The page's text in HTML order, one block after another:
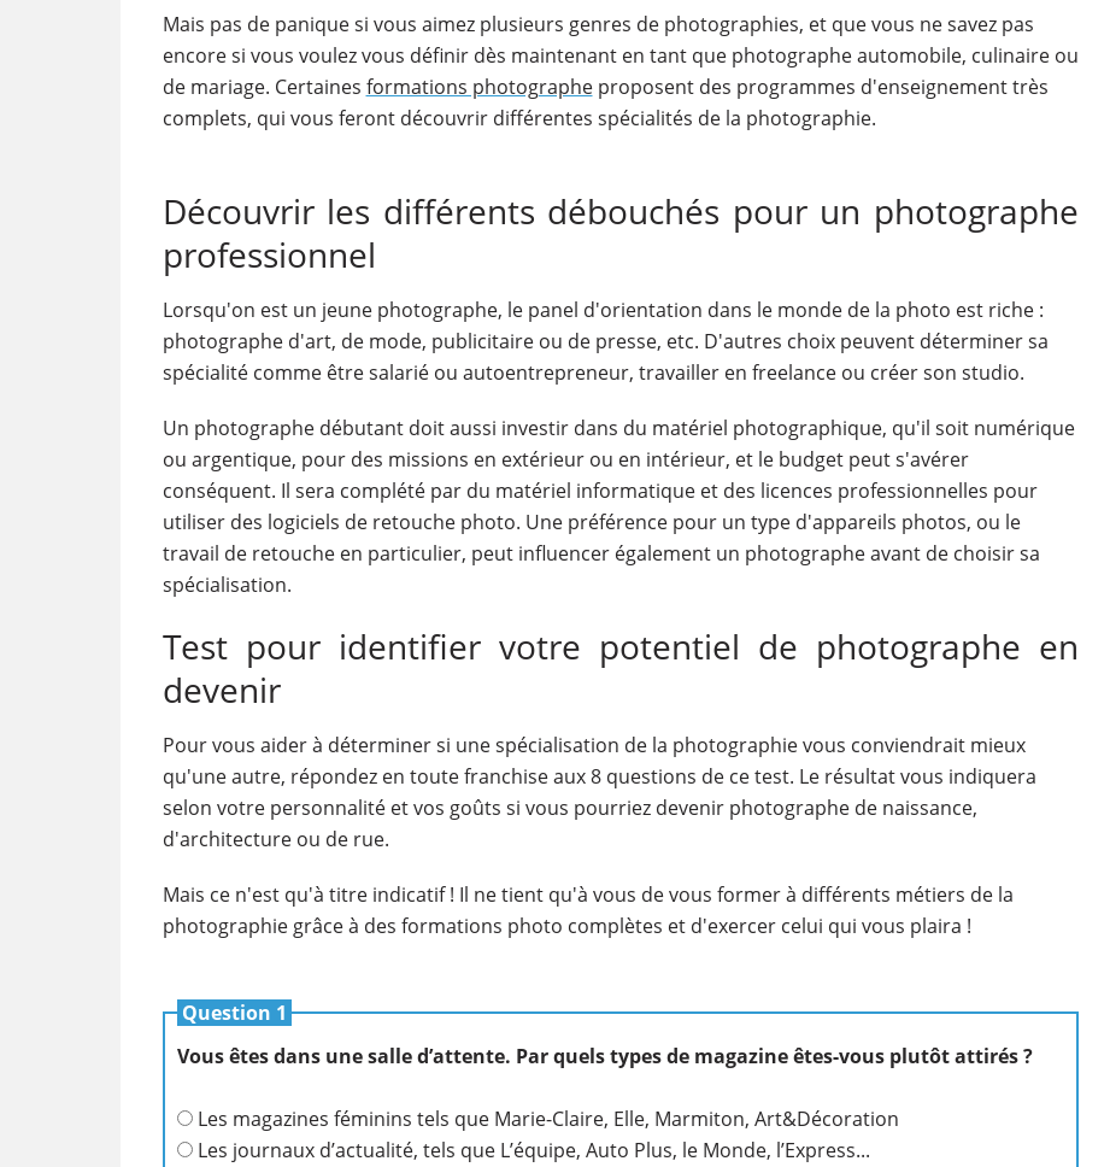
Mais pas de panique si vous aimez plusieurs genres de photographies, et que vous ne savez pas
encore si vous voulez vous définir dès maintenant en tant que photographe automobile, culinaire ou
de mariage. Certaines formations photographeproposent des programmes d'enseignement très
complets, qui vous feront découvrir différentes spécialités de la photographie.
Découvrir les différents débouchés pour un photographe
professionnel
Lorsqu'on est un jeune photographe, le panel d'orientation dans le monde de la photo est riche :
photographe d'art, de mode, publicitaire ou de presse, etc. D'autres choix peuvent déterminer sa
spécialité comme être salarié ou autoentrepreneur, travailler en freelance ou créer son studio.
Un photographe débutant doit aussi investir dans du matériel photographique, qu'il soit numérique
ou argentique, pour des missions en extérieur ou en intérieur, et le budget peut s'avérer
conséquent. Il sera complété par du matériel informatique et des licences professionnelles pour
utiliser des logiciels de retouche photo. Une préférence pour un type d'appareils photos, ou le
travail de retouche en particulier, peut influencer également un photographe avant de choisir sa
spécialisation.
Test pour identifier votre potentiel de photographe en
devenir
Pour vous aider à déterminer si une spécialisation de la photographie vous conviendrait mieux
qu'une autre, répondez en toute franchise aux 8 questions de ce test. Le résultat vous indiquera
selon votre personnalité et vos goûts si vous pourriez devenir photographe de naissance,
d'architecture ou de rue.
Mais ce n'est qu'à titre indicatif ! Il ne tient qu'à vous de vous former à différents métiers de la
photographie grâce à des formations photo complètes et d'exercer celui qui vous plaira !
Question 1
Vous êtes dans une salle d’attente. Par quels types de magazine êtes-vous plutôt attirés ?
Les magazines féminins tels que Marie-Claire, Elle, Marmiton, Art&Décoration
Les journaux d’actualité, tels que L’équipe, Auto Plus, le Monde, l’Express...